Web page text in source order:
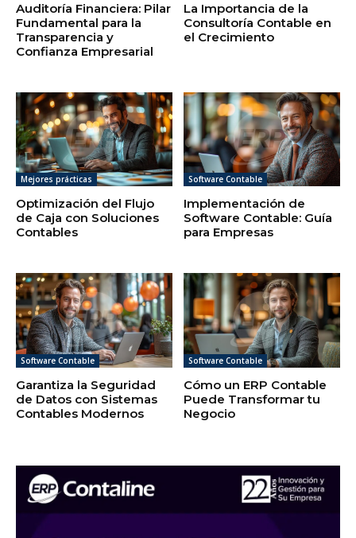
Auditoría Financiera: Pilar
Fundamental para la
Transparencia y
Confianza Empresarial
La Importancia de la
Consultoría Contable en
el Crecimiento
Mejores prácticas
Optimización del Flujo
de Caja con Soluciones
Contables
Software Contable
Implementación de
Software Contable: Guía
para Empresas
Software Contable
Garantiza la Seguridad
de Datos con Sistemas
Contables Modernos
Software Contable
Cómo un ERP Contable
Puede Transformar tu
Negocio